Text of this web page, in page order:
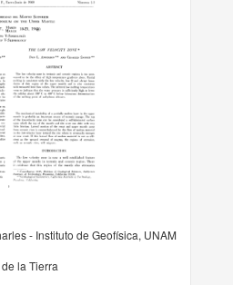
- Instituto de Geofísica, UNAM
la Tierra